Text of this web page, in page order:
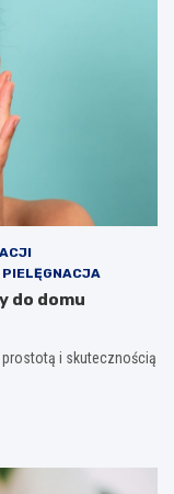
PIELĘGNACJA
do domu
i skutecznością